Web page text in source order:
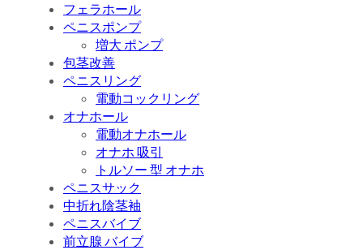
フェラホール
ペニスポンプ
増大 ポンプ
包茎改善
ペニスリング
電動コックリング
オナホール
電動オナホール
オナホ 吸引
トルソー 型 オナホ
ペニスサック
中折れ陰茎袖
ペニスバイブ
前立腺 バイブ